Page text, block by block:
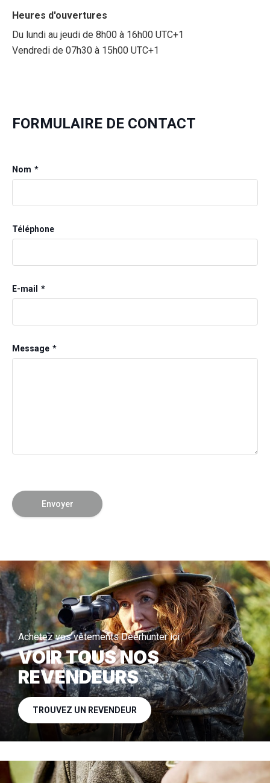
Heures d'ouvertures
Du lundi au jeudi de 8h00 à 16h00 UTC+1
Vendredi de 07h30 à 15h00 UTC+1
FORMULAIRE DE CONTACT
Nom
Téléphone
E-mail
Message
Envoyer
Achetez vos vêtements Deerhunter ici
VOIR TOUS NOS
REVENDEURS
TROUVEZ UN REVENDEUR